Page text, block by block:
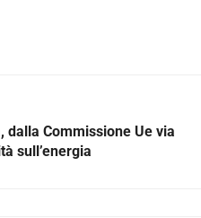
dalla Commissione Ue via
sull’energia